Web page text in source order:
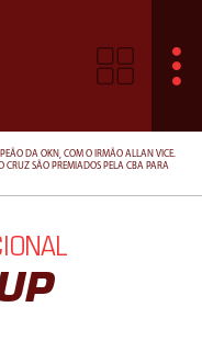
DA OKN, COM O IRMÃO ALLAN VICE.
CRUZ SÃO PREMIADOS PELA CBA PARA